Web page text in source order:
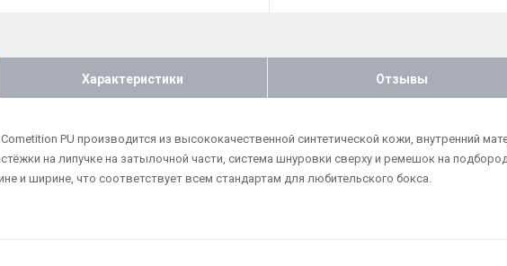
Характеристики Отзывы
PU производится из высококачественной синтетической кожи, внутренний
на липучке на затылочной части, система шнуровки сверху и ремешок на
и ширине, что соответствует всем стандартам для любительского бокса.